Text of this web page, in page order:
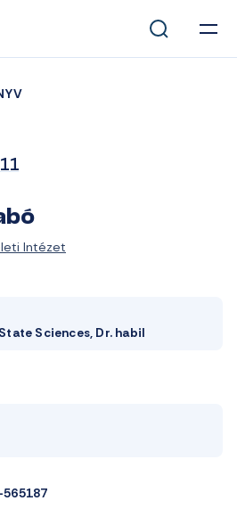
Intézet
Sciences, Dr. habil